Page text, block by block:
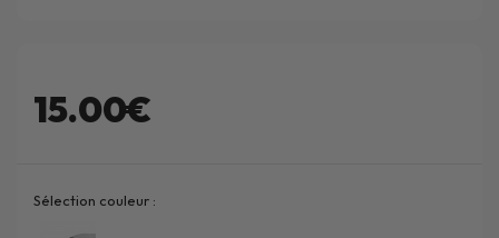
15.00€
Sélection couleur :